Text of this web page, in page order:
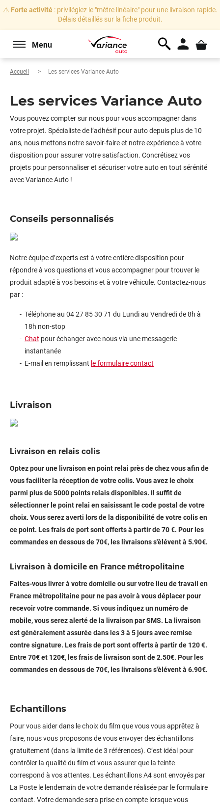
⚠️ Forte activité: privilégiez le "mètre linéaire" pour une livraison rapide.
Délais détaillés sur la fiche produit.
Menu
Accueil Les services Variance Auto
Les services Variance Auto
Vous pouvez compter sur nous pour vous accompagner dans
votre projet. Spécialiste de l’adhésif pour auto depuis plus de 10
ans, nous mettons notre savoir-faire et notre expérience à votre
disposition pour assurer votre satisfaction. Concrétisez vos
projets pour personnaliser et sécuriser votre auto en tout sérénité
avec Variance Auto !
Conseils personnalisés
Notre équipe d’experts est à votre entière disposition pour
répondre à vos questions et vous accompagner pour trouver le
produit adapté à vos besoins et à votre véhicule. Contactez-nous
par :
Téléphone au 04 27 85 30 71 du Lundi au Vendredi de 8h à
18h non-stop
Chat pour échanger avec nous via une messagerie
instantanée
E-mail en remplissant le formulaire contact
Livraison
Livraison en relais colis
Optez pour une livraison en point relai près de chez vous afin de
vous faciliter la réception de votre colis. Vous avez le choix
parmi plus de 5000 points relais disponibles. Il suffit de
sélectionner le point relai en saisissant le code postal de votre
choix. Vous serez averti lors de la disponibilité de votre colis en
ce point. Les frais de port sont offerts à partir de70€. Pour les
commandes en dessous de 70€, les livraisons s'èlévent à 5.90€.
Livraison à domicile en France métropolitaine
Faites-vous livrer à votre domicile ou sur votre lieu de travail en
France métropolitaine pour ne pas avoir à vous déplacer pour
recevoir votre commande. Si vous indiquez un numéro de
mobile, vous serez alerté de la livraison par SMS. La livraison
est généralement assurée dans les3 à 5 joursavec remise
contre signature. Les frais de port sont offerts à partir de 120€.
Entre70€et 120€, les frais de livraison sont de2.50€. Pour les
commandes en dessous de 70€, les livraisons s'èlévent à 6.90€.
Echantillons
Pour vous aider dans le choix du film que vous vous apprêtez à
faire, nous vous proposons de vous envoyer des échantillons
gratuitement (dans la limite de 3 références). C’est idéal pour
contrôler la qualité du film et vous assurer que la teinte
correspond à vos attentes. Les échantillons A4 sont envoyés par
La Poste le lendemain de votre demande réalisée par le formulaire
contact. Votre demande sera prise en compte lorsque vous